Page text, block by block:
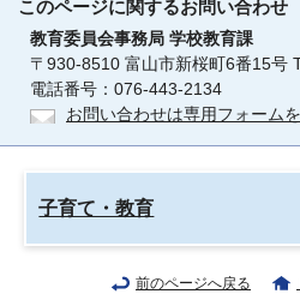
このページに関するお問い合わせ
教育委員会事務局 学校教育課
〒930-8510 富山市新桜町6番15号
電話番号：076-443-2134
お問い合わせは専用フォーム
子育て・教育
前のページへ戻る